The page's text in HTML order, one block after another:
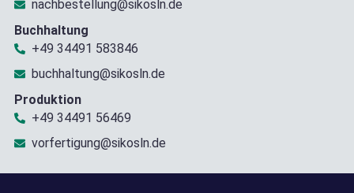
nachbestellung@sikosln.de
Buchhaltung
+49 34491 583846
buchhaltung@sikosln.de
Produktion
+49 34491 56469
vorfertigung@sikosln.de